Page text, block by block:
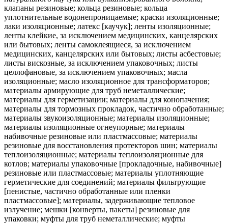
клапаны резиновые; кольца резиновые; кольца
уплотнительные водонепроницаемые; краски изоляционные;
лаки изоляционные; латекс [каучук]; ленты изоляционные;
ленты клейкие, за исключением медицинских, канцелярских
или бытовых; ленты самоклеящиеся, за исключением
медицинских, канцелярских или бытовых; листы асбестовые;
листы вискозные, за исключением упаковочных; листы
целлофановые, за исключением упаковочных; масла
изоляционные; масло изоляционное для трансформаторов;
материалы армирующие для труб неметаллические;
материалы для герметизации; материалы для конопачения;
материалы для тормозных прокладок, частично обработанные;
материалы звукоизоляционные; материалы изоляционные;
материалы изоляционные огнеупорные; материалы
набивочные резиновые или пластмассовые; материалы
резиновые для восстановления протекторов шин; материалы
теплоизоляционные; материалы теплоизоляционные для
котлов; материалы упаковочные [прокладочные, набивочные]
резиновые или пластмассовые; материалы уплотняющие
герметические для соединений; материалы фильтрующие
[пенистые, частично обработанные или пленки
пластмассовые]; материалы, задерживающие тепловое
излучение; мешки [конверты, пакеты] резиновые для
упаковки; муфты для труб неметаллические; муфты